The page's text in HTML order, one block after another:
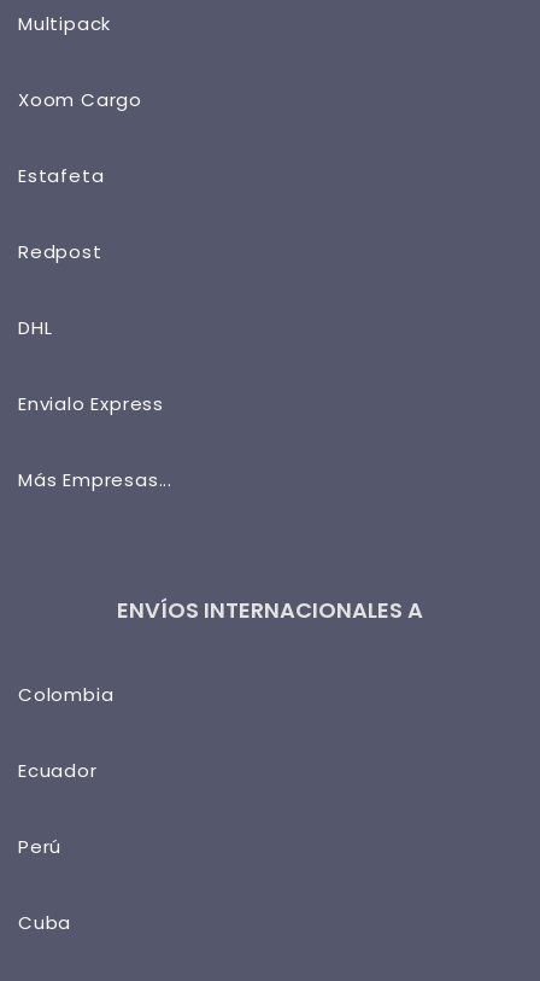
Multipack
Xoom Cargo
Estafeta
Redpost
DHL
Envialo Express
Más Empresas...
ENVÍOS INTERNACIONALES A
Colombia
Ecuador
Perú
Cuba